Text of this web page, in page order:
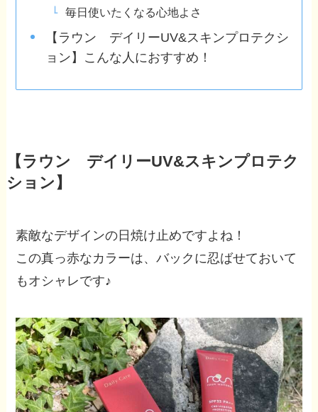
毎日使いたくなる心地よさ
【ラウン デイリーUV&スキンプロテクシ
ョン】こんな人におすすめ！
【ラウン デイリーUV&スキンプロテク
ション】
素敵なデザインの日焼け止めですよね！
この真っ赤なカラーは、バックに忍ばせておいて
もオシャレです♪